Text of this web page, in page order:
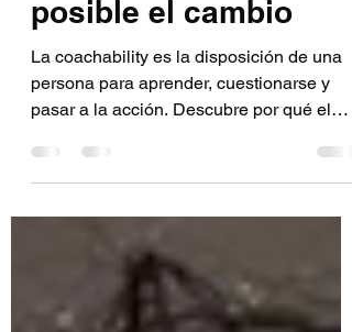
Coachability: la
semilla que hace
posible el cambio
La coachability es la disposición de una
persona para aprender, cuestionarse y
pasar a la acción. Descubre por qué el
verdadero cambio en un proceso de
coaching empieza mucho antes de la
primera pregunta del coach.